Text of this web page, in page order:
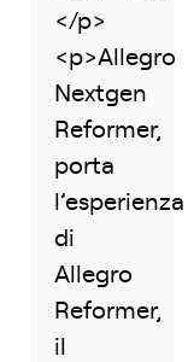
</p>
<p>Allegro
Nextgen
Reformer,
porta
l’esperienza
di
Allegro
Reformer,
il